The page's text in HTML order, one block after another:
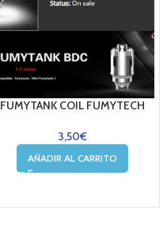
FUMYTANK COIL FUMYTECH
3,50€
AÑADIR AL CARRITO